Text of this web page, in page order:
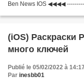
Ben News IOS ◀◀◀◀
(iOS) Раскраски
много ключей
Publié le 05/02/2022 à 14:17
Par inesbb01